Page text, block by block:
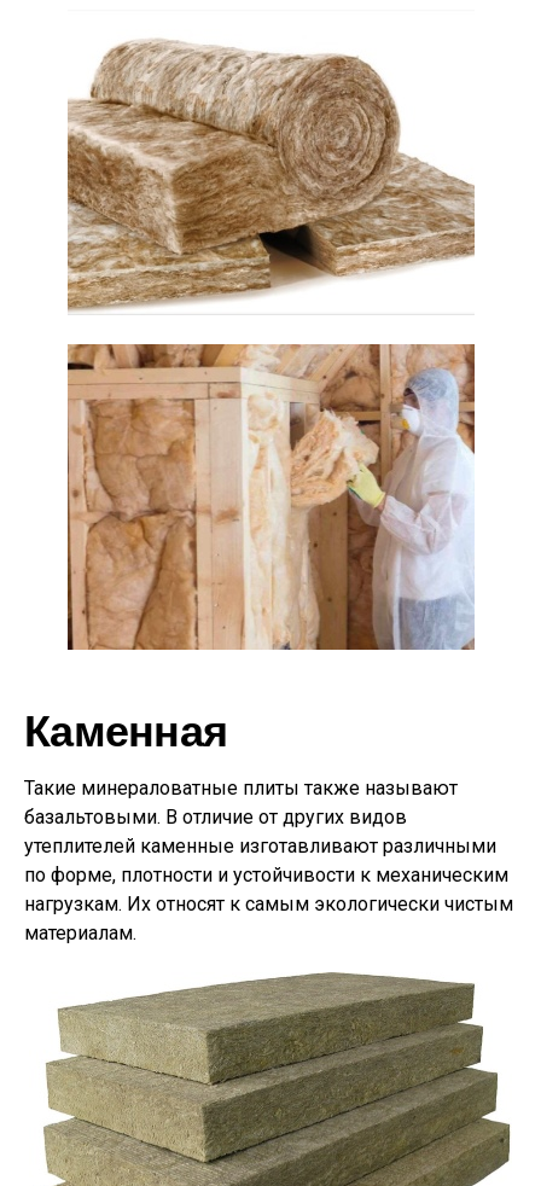
Каменная
Такие минераловатные плиты также называют
базальтовыми. В отличие от других видов
утеплителей каменные изготавливают различными
по форме, плотности и устойчивости к механическим
нагрузкам. Их относят к самым экологически чистым
материалам.